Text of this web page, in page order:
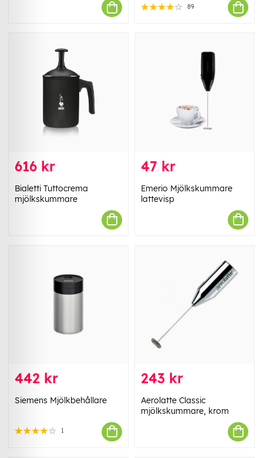
89
616 kr
Bialetti Tuttocrema
mjölkskummare
47 kr
Emerio Mjölkskummare
lattevisp
442 kr
Siemens Mjölkbehållare
1
243 kr
Aerolatte Classic
mjölkskummare, krom